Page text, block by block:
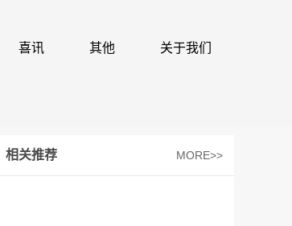
喜讯 其他 关于我们
相关推荐 MORE>>